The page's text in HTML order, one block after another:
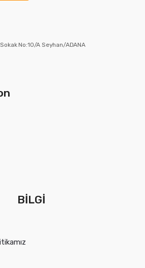
No:10/A Seyhan/ADANA
BİLGİ